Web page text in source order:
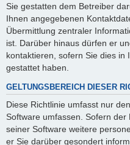
Sie gestatten dem Betreiber
Ihnen angegebenen
Übermittlung zentraler
ist. Darüber hinaus dürfen er
kontaktieren, sofern Sie dies in
gestattet haben.
GELTUNGSBEREICH DIESER
Diese Richtlinie umfasst nur
Software umfassen. Sofern
seiner Software weitere
er Sie darüber gesondert